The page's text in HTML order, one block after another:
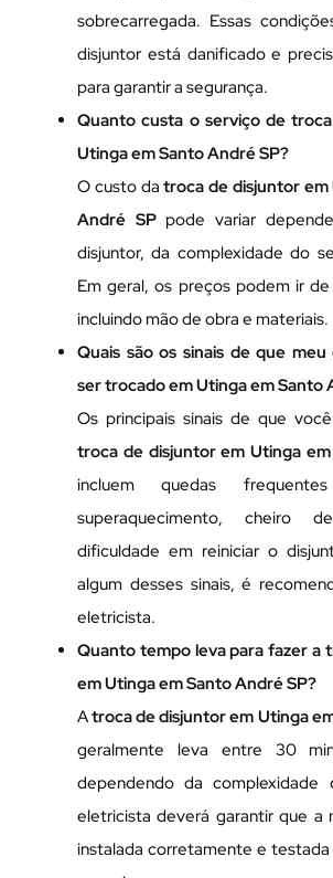
sobrecarregada. Essas
disjuntor está danificado e
para garantir a segurança.
Quanto custa o serviço de
Utinga em Santo André SP?
O custo datroca de disjuntor em
André SPpode variar
disjuntor, da complexidade do
Em geral, os preços podem ir
incluindo mão de obra e materiais.
Quais são os sinais de que
ser trocado em Utinga em Santo
Os principais sinais de que
troca de disjuntor em Utinga
incluem quedas
superaquecimento, cheiro
dificuldade em reiniciar o
algum desses sinais, é
eletricista.
Quanto tempo leva para fazer a
em Utinga em Santo André SP?
Atroca de disjuntor em Utinga
geralmente leva entre 30
dependendo da complexidade
eletricista deverá garantir que a
instalada corretamente e